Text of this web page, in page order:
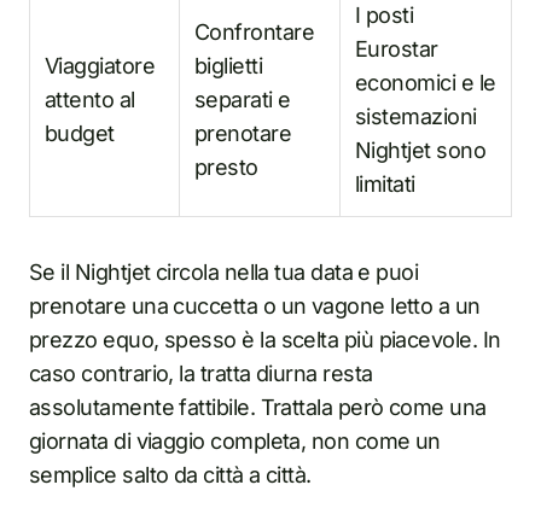
Viaggiatore
attento al
budget
Confrontare
biglietti
separati e
prenotare
presto
I posti
Eurostar
economici e le
sistemazioni
Nightjet sono
limitati
Se il Nightjet circola nella tua data e puoi
prenotare una cuccetta o un vagone letto a un
prezzo equo, spesso è la scelta più piacevole. In
caso contrario, la tratta diurna resta
assolutamente fattibile. Trattala però come una
giornata di viaggio completa, non come un
semplice salto da città a città.